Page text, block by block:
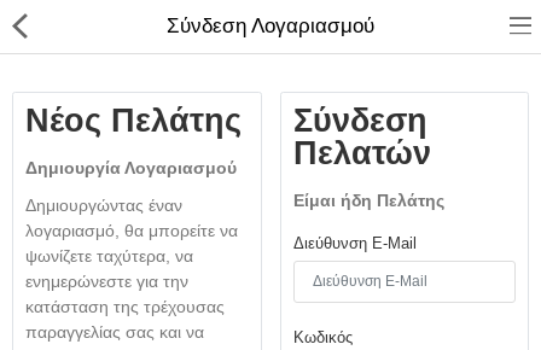
Σύνδεση Λογαριασμού
Νέος Πελάτης
Δημιουργία Λογαριασμού
Δημιουργώντας έναν
λογαριασμό, θα μπορείτε να
ψωνίζετε ταχύτερα, να
ενημερώνεστε για την
κατάσταση της τρέχουσας
παραγγελίας σας και να
Σύνδεση
Πελατών
Είμαι ήδη Πελάτης
Διεύθυνση E-Mail
Κωδικός